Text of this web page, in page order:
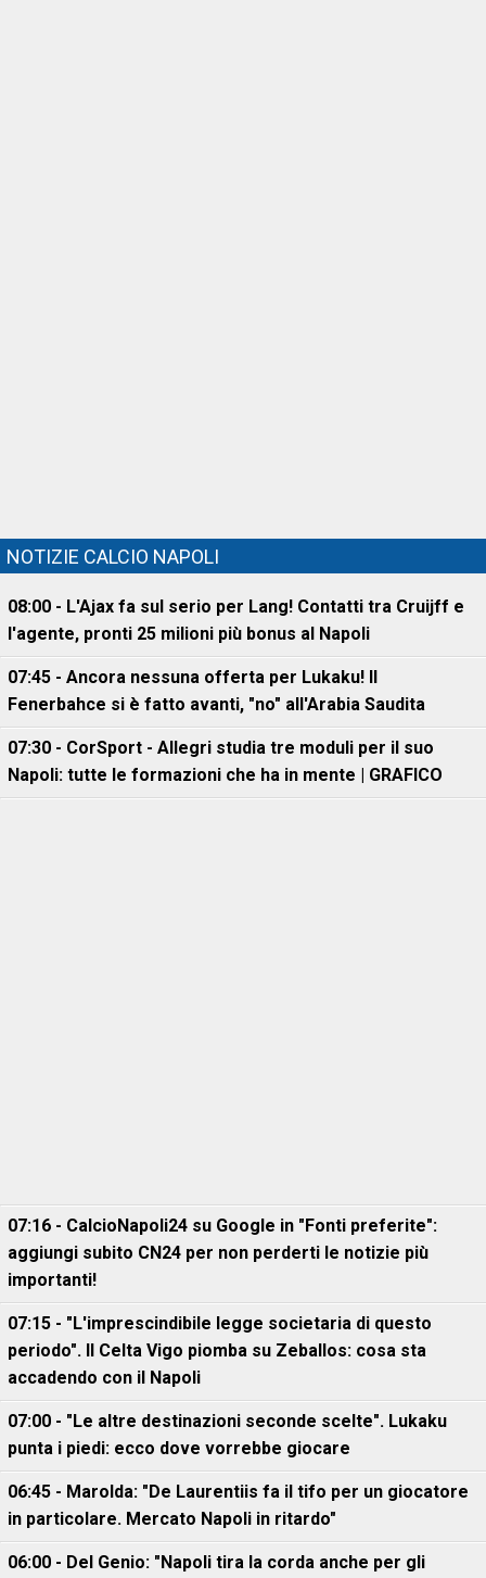
NOTIZIE CALCIO NAPOLI
08:00 - L'Ajax fa sul serio per Lang! Contatti tra Cruijff e
l'agente, pronti 25 milioni più bonus al Napoli
07:45 - Ancora nessuna offerta per Lukaku! Il
Fenerbahce si è fatto avanti, "no" all'Arabia Saudita
07:30 - CorSport - Allegri studia tre moduli per il suo
Napoli: tutte le formazioni che ha in mente | GRAFICO
07:16 - CalcioNapoli24 su Google in "Fonti preferite":
aggiungi subito CN24 per non perderti le notizie più
importanti!
07:15 - "L'imprescindibile legge societaria di questo
periodo". Il Celta Vigo piomba su Zeballos: cosa sta
accadendo con il Napoli
07:00 - "Le altre destinazioni seconde scelte". Lukaku
punta i piedi: ecco dove vorrebbe giocare
06:45 - Marolda: "De Laurentiis fa il tifo per un giocatore
in particolare. Mercato Napoli in ritardo"
06:00 - Del Genio: "Napoli tira la corda anche per gli